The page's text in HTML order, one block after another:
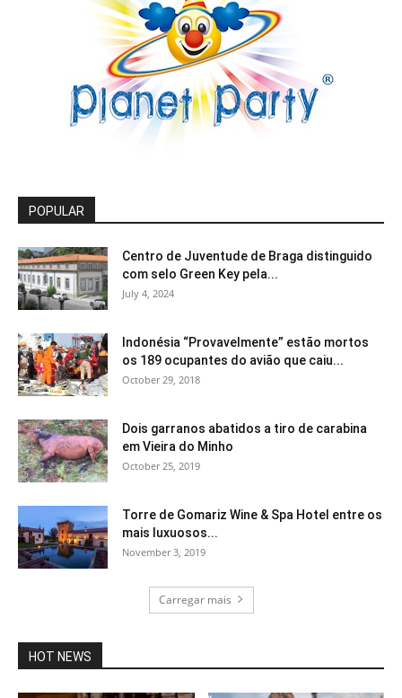
POPULAR
Centro de Juventude de Braga distinguido
com selo Green Key pela...
July 4, 2024
Indonésia “Provavelmente” estão mortos
os 189 ocupantes do avião que caiu...
October 29, 2018
Dois garranos abatidos a tiro de carabina
em Vieira do Minho
October 25, 2019
Torre de Gomariz Wine & Spa Hotel entre os
mais luxuosos...
November 3, 2019
Carregar mais
HOT NEWS